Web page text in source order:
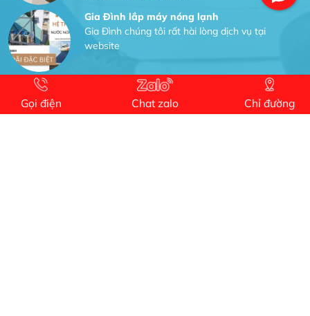
Gia Đình lắp máy nóng lạnh
Gia Đình chúng tôi rất hài lòng dịch vụ tại
website
Dự án nhà phố đẹp lên nhờ đội thợ điện từ dịch
vụ
Gọi điện Chat zalo Chỉ đường